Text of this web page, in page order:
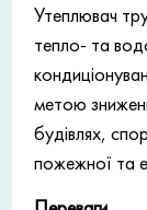
Утеплювач
тепло- та
метою
будівлях,
пожежної та